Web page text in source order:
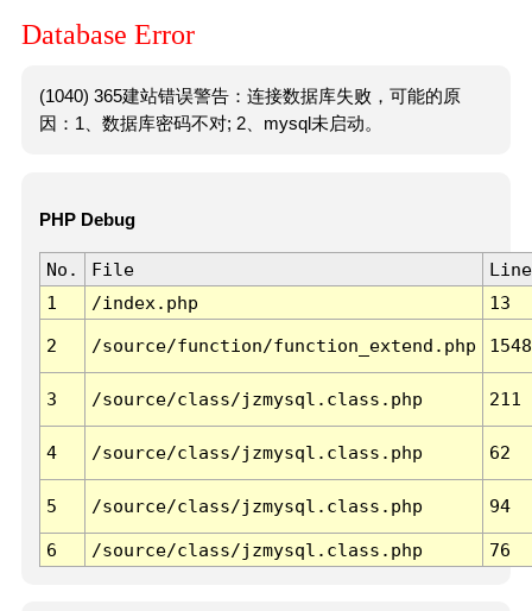
Database Error
(1040) 365建站错误警告：连接数据库失败，可能的原
因：1、数据库密码不对; 2、mysql未启动。
PHP Debug
No. File
Line
1
/index.php 13
2 /source/function/function_extend.php 1548
3 /source/class/jzmysql.class.php 211
4 /source/class/jzmysql.class.php 62
5 /source/class/jzmysql.class.php 94
6 /source/class/jzmysql.class.php 76